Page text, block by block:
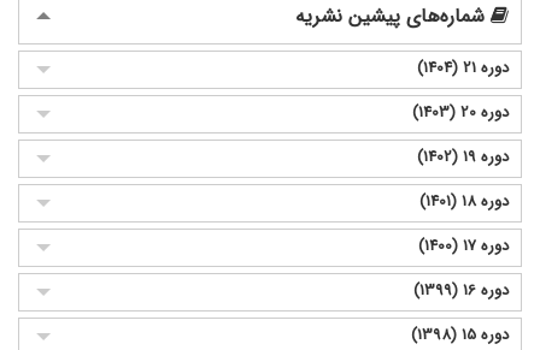
شماره‌های پیشین نشریه
دوره 21 (1404)
دوره 20 (1403)
دوره 19 (1402)
دوره 18 (1401)
دوره 17 (1400)
دوره 16 (1399)
دوره 15 (1398)